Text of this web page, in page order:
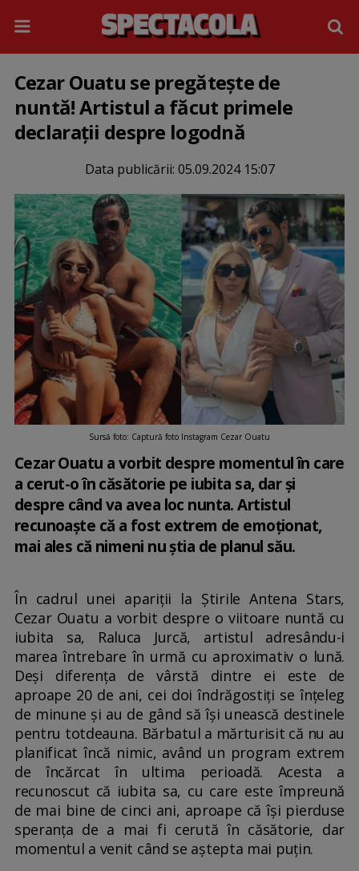
Cezar Ouatu se pregătește de
nuntă! Artistul a făcut primele
declarații despre logodnă
Data publicării: 05.09.2024 15:07
Sursă foto: Captură foto Instagram Cezar Ouatu
Cezar Ouatu a vorbit despre momentul în care
a cerut-o în căsătorie pe iubita sa, dar și
despre când va avea loc nunta. Artistul
recunoaște că a fost extrem de emoționat,
mai ales că nimeni nu știa de planul său.
În cadrul unei apariții la Știrile Antena Stars,
Cezar Ouatu a vorbit despre o viitoare nuntă cu
iubita sa, Raluca Jurcă, artistul adresându-i
marea întrebare în urmă cu aproximativ o lună.
Deși diferența de vârstă dintre ei este de
aproape 20 de ani, cei doi îndrăgostiți se înțeleg
de minune și au de gând să își unească destinele
pentru totdeauna. Bărbatul a mărturisit că nu au
planificat încă nimic, având un program extrem
de încărcat în ultima perioadă. Acesta a
recunoscut că iubita sa, cu care este împreună
de mai bine de cinci ani, aproape că își pierduse
speranța de a mai fi cerută în căsătorie, dar
momentul a venit când se aștepta mai puțin.